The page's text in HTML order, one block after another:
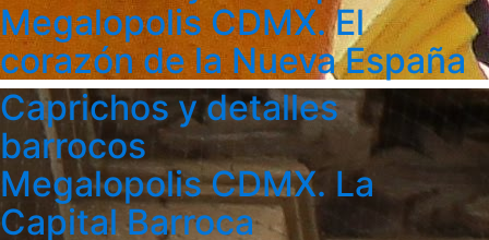
Megalopolis CDMX. El
corazón de la Nueva España
Caprichos y detalles
barrocos
Megalopolis CDMX. La
Capital Barroca